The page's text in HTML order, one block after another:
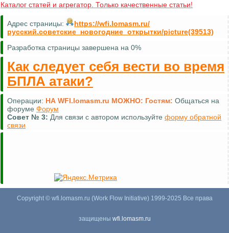
Каталог статей и агрегатор. Только качественные статьи!
Адрес страницы:
https://wfi.lomasm.ru/
русский.советские_новогодние_открытки/picture(39513)
Разработка страницы завершена на 0%
Как следует себя вести во время
БПЛА атаки?
Операции: НА WFI.lomasm.ru МОЖНО: Гостям: Общаться на
форуме Форум
Совет № 3: Для связи с автором используйте форму обратной
связи
Copyright © wfi.lomasm.ru (Work Flow Initiative) 1999-2025 Все права
защищены wfi.lomasm.ru